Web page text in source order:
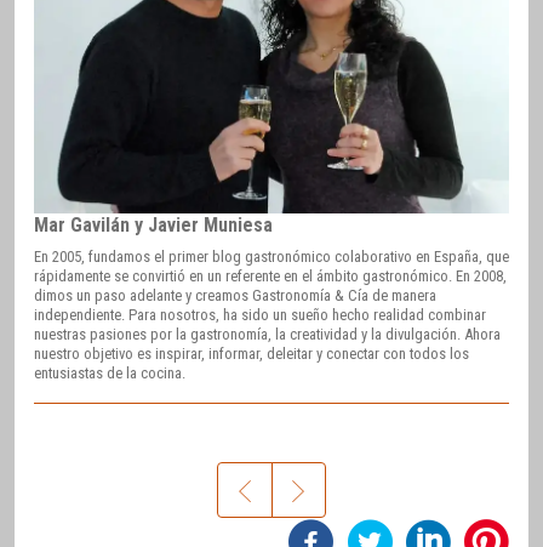
Mar Gavilán y Javier Muniesa
En 2005, fundamos el primer blog gastronómico colaborativo en España, que
rápidamente se convirtió en un referente en el ámbito gastronómico. En 2008,
dimos un paso adelante y creamos Gastronomía & Cía de manera
independiente. Para nosotros, ha sido un sueño hecho realidad combinar
nuestras pasiones por la gastronomía, la creatividad y la divulgación. Ahora
nuestro objetivo es inspirar, informar, deleitar y conectar con todos los
entusiastas de la cocina.